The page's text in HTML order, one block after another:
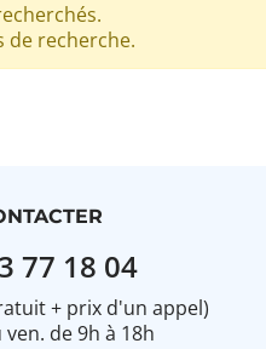
de recherche.
77 18 04
+ prix d'un appel)
de 9h à 18h